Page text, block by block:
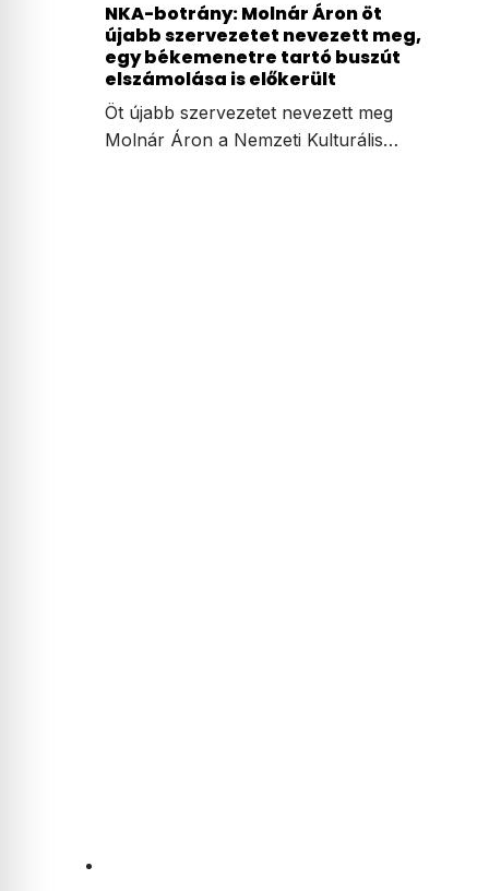
NKA-botrány: Molnár Áron öt
újabb szervezetet nevezett meg,
egy békemenetre tartó buszút
elszámolása is előkerült
Öt újabb szervezetet nevezett meg
Molnár Áron a Nemzeti Kulturális…